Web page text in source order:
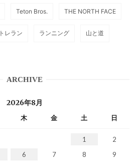
Teton Bros. THE NORTH FACE
トレラン ランニング 山と道
ARCHIVE
2026年8月
木 金 土 日
1
2
6 7 8
9